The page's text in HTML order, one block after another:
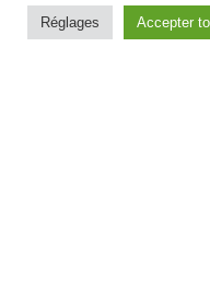
Réglages Accepter